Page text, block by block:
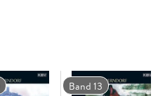
beiden Toten. Er findet
ratlos. Ich habe plötzlich gar
Krimi, mit allem
vielen Seiten spannt, ohne
Band 13